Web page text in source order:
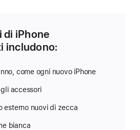
di iPhone
includono:
come ogni nuovo iPhone
accessori
esterno nuovi di zecca
bianca